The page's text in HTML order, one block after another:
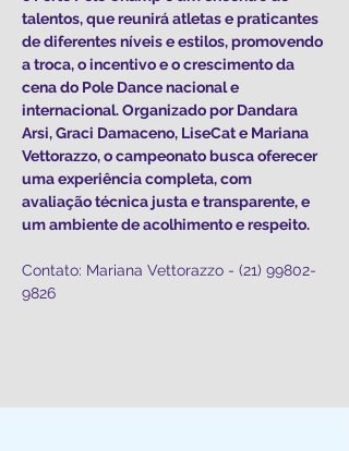
talentos, que reunirá atletas e praticantes
de diferentes níveis e estilos, promovendo
a troca, o incentivo e o crescimento da
cena do Pole Dance nacional e
internacional. Organizado por Dandara
Arsi, Graci Damaceno, LiseCat e Mariana
Vettorazzo, o campeonato busca oferecer
uma experiência completa, com
avaliação técnica justa e transparente, e
um ambiente de acolhimento e respeito.
Contato: Mariana Vettorazzo - (21) 99802-
9826